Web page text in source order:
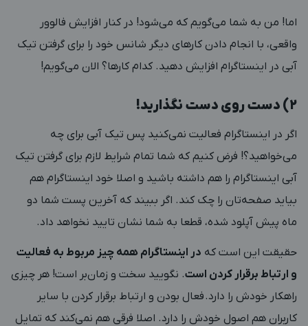
اما! من به شما می‌گویم که می‌شود! در کنار افزایش فالوور
واقعی، با انجام دادن کارهای دیگر شانس خود را برای گرفتن تیک
آبی در اینستاگرام افزایش دهید. کدام کارها؟ الان می‌گویم!
2) دست روی دست نگذارید!
اگر در اینستاگرام فعالیت نمی‌کنید پس تیک آبی برای چه
می‌خواهید؟! فرض کنیم که شما تمام شرایط لازم برای گرفتن تیک
آبی اینستاگرام را هم داشته باشید و اصلا خود اینستاگرام هم
بیاید صفحه‌تان را چک کند. اگر ببیند که آخرین پست شما دو
ماه پیش آپلود شده، قطعا به شما نشان تایید نخواهد داد.
حقیقت این است که در اینستاگرام همه چیز مربوط به فعالیت
و ارتباط برقرار کردن است. نگویید سخت و زمان‌بر است! هر چیزی
راهکار خودش را دارد. فعال بودن و ارتباط برقرار کردن با سایر
کاربران هم اصول خودش را دارد. اصلا فرقی هم نمی‌کند که تمایل